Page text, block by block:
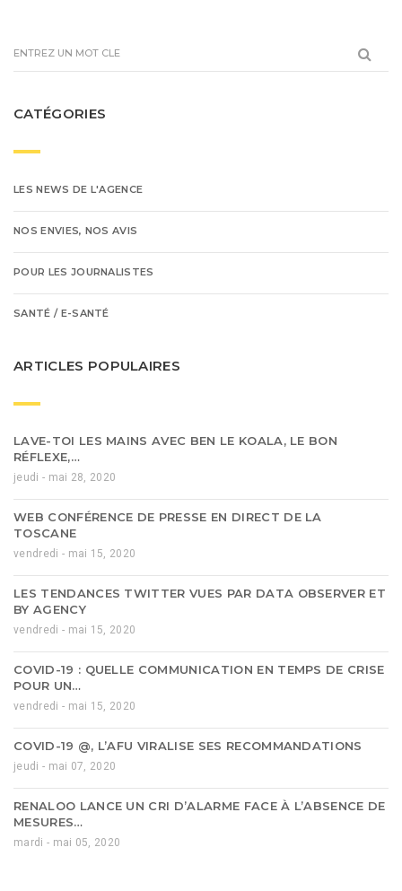
CATÉGORIES
LES NEWS DE L'AGENCE
NOS ENVIES, NOS AVIS
POUR LES JOURNALISTES
SANTÉ / E-SANTÉ
ARTICLES POPULAIRES
LAVE-TOI LES MAINS AVEC BEN LE KOALA, LE BON
RÉFLEXE,…
jeudi - mai 28, 2020
WEB CONFÉRENCE DE PRESSE EN DIRECT DE LA
TOSCANE
vendredi - mai 15, 2020
LES TENDANCES TWITTER VUES PAR DATA OBSERVER ET
BY AGENCY
vendredi - mai 15, 2020
COVID-19 : QUELLE COMMUNICATION EN TEMPS DE CRISE
POUR UN…
vendredi - mai 15, 2020
COVID-19 @, L’AFU VIRALISE SES RECOMMANDATIONS
jeudi - mai 07, 2020
RENALOO LANCE UN CRI D’ALARME FACE À L’ABSENCE DE
MESURES…
mardi - mai 05, 2020